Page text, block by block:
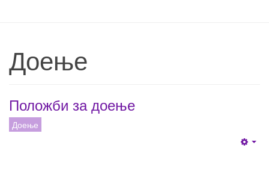
Доење
Положби за доење
Доење